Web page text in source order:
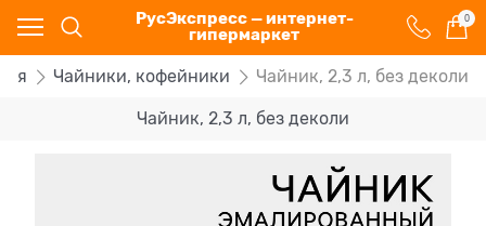
РусЭкспресс — интернет-
гипермаркет
0
Чайники, кофейники Чайник, 2,3 л, без деколи
Чайник, 2,3 л, без деколи